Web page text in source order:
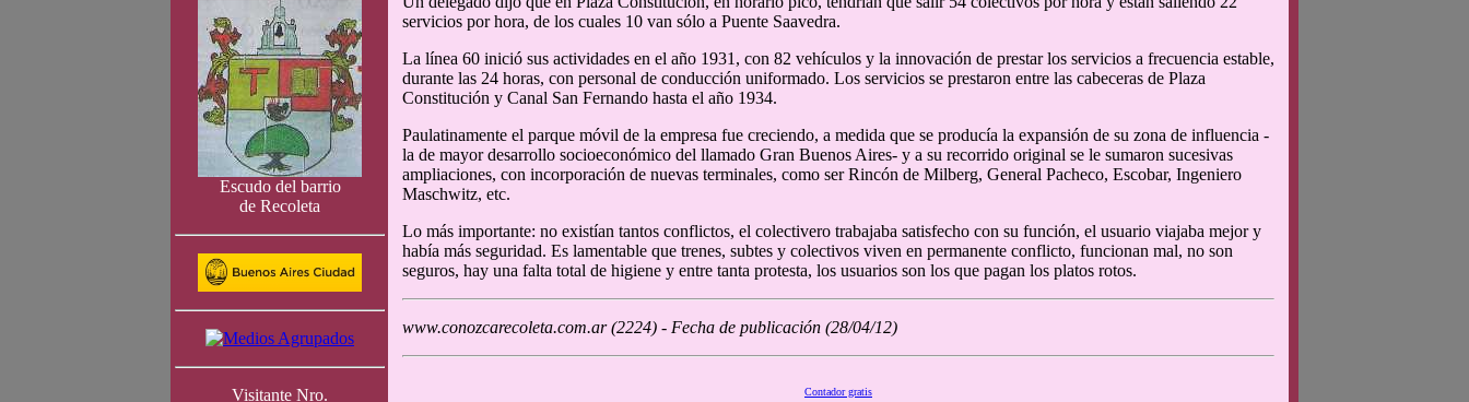
Escudo del barrio
de Recoleta
Visitante Nro.
servicios por hora, de los cuales 10 van sólo a Puente Saavedra.
La línea 60 inició sus actividades en el año 1931, con 82 vehículos y la innovación de prestar los servicios a frecuencia estable,
durante las 24 horas, con personal de conducción uniformado. Los servicios se prestaron entre las cabeceras de Plaza
Constitución y Canal San Fernando hasta el año 1934.
Paulatinamente el parque móvil de la empresa fue creciendo, a medida que se producía la expansión de su zona de influencia -
la de mayor desarrollo socioeconómico del llamado Gran Buenos Aires- y a su recorrido original se le sumaron sucesivas
ampliaciones, con incorporación de nuevas terminales, como ser Rincón de Milberg, General Pacheco, Escobar, Ingeniero
Maschwitz, etc.
Lo más importante: no existían tantos conflictos, el colectivero trabajaba satisfecho con su función, el usuario viajaba mejor y
había más seguridad. Es lamentable que trenes, subtes y colectivos viven en permanente conflicto, funcionan mal, no son
seguros, hay una falta total de higiene y entre tanta protesta, los usuarios son los que pagan los platos rotos.
www.conozcarecoleta.com.ar (2224) - Fecha de publicación (28/04/12)
Contador gratis